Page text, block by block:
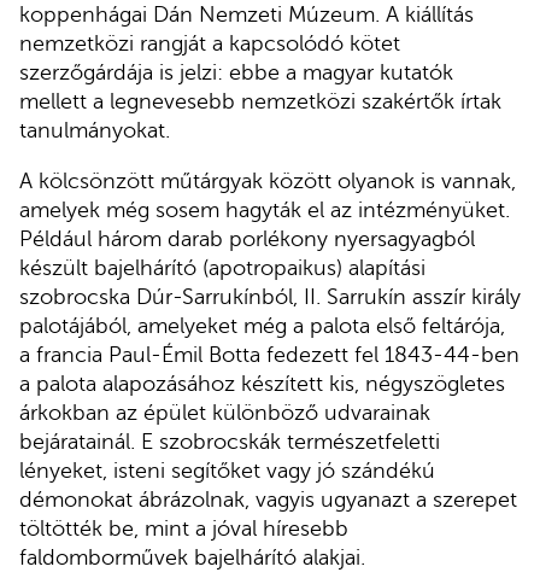
koppenhágai Dán Nemzeti Múzeum. A kiállítás
nemzetközi rangját a kapcsolódó kötet
szerzőgárdája is jelzi: ebbe a magyar kutatók
mellett a legnevesebb nemzetközi szakértők írtak
tanulmányokat.
A kölcsönzött műtárgyak között olyanok is vannak,
amelyek még sosem hagyták el az intézményüket.
Például három darab porlékony nyersagyagból
készült bajelhárító (apotropaikus) alapítási
szobrocska Dúr-Sarrukínból, II. Sarrukín asszír király
palotájából, amelyeket még a palota első feltárója,
a francia Paul-Émil Botta fedezett fel 1843-44-ben
a palota alapozásához készített kis, négyszögletes
árkokban az épület különböző udvarainak
bejáratainál. E szobrocskák természetfeletti
lényeket, isteni segítőket vagy jó szándékú
démonokat ábrázolnak, vagyis ugyanazt a szerepet
töltötték be, mint a jóval híresebb
faldomborművek bajelhárító alakjai.